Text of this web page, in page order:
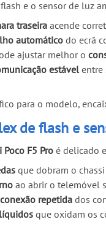
e o sensor de luz
traseira acende
automáticodo ecrã
ajustar melhor o
estável entre
para o modelo,
de flash e
F5 Pro é delicado
que dobram o
ao abrir o telemóvel
repetida dos
que oxidam os